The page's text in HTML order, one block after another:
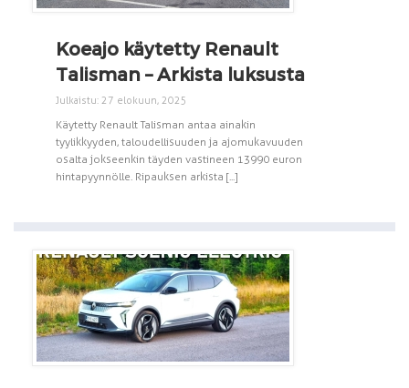
Koeajo käytetty Renault
Talisman – Arkista luksusta
Julkaistu: 27 elokuun, 2025
Käytetty Renault Talisman antaa ainakin
tyylikkyyden, taloudellisuuden ja ajomukavuuden
osalta jokseenkin täyden vastineen 13 990 euron
hintapyynnölle. Ripauksen arkista [...]